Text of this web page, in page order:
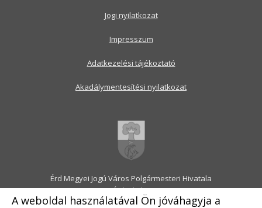
A weboldal használatával Ön jóváhagyja a
Érd Megyei Jogú Város Polgármesteri Hivatala
2030 Érd, Alsó utca 1.
Levélcím: 2031 Érd, Pf.: 31
Jogi nyilatkozat
Impresszum
Adatkezelési tájékoztató
Akadálymentesítési nyilatkozat